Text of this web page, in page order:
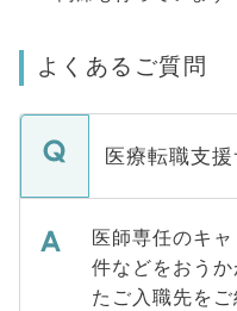
よくあるご質問
医療転職支
医師専任のキ
件などをおう
たご入職先をご